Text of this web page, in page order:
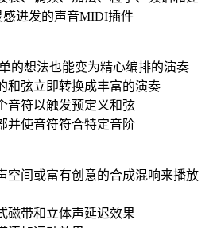
进发的声音MIDI插件
的想法也能变为精心编排的演奏
和弦立即转换成丰富的演奏
音符以触发预定义和弦
并使音符符合特定音阶
空间或富有创意的合成混响来播放
磁带和立体声延迟效果